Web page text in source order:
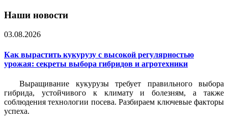
Наши новости
03.08.2026
Как вырастить кукурузу с высокой регулярностью
урожая: секреты выбора гибридов и агротехники
Выращивание кукурузы требует правильного выбора
гибрида, устойчивого к климату и болезням, а также
соблюдения технологии посева. Разбираем ключевые факторы
успеха.